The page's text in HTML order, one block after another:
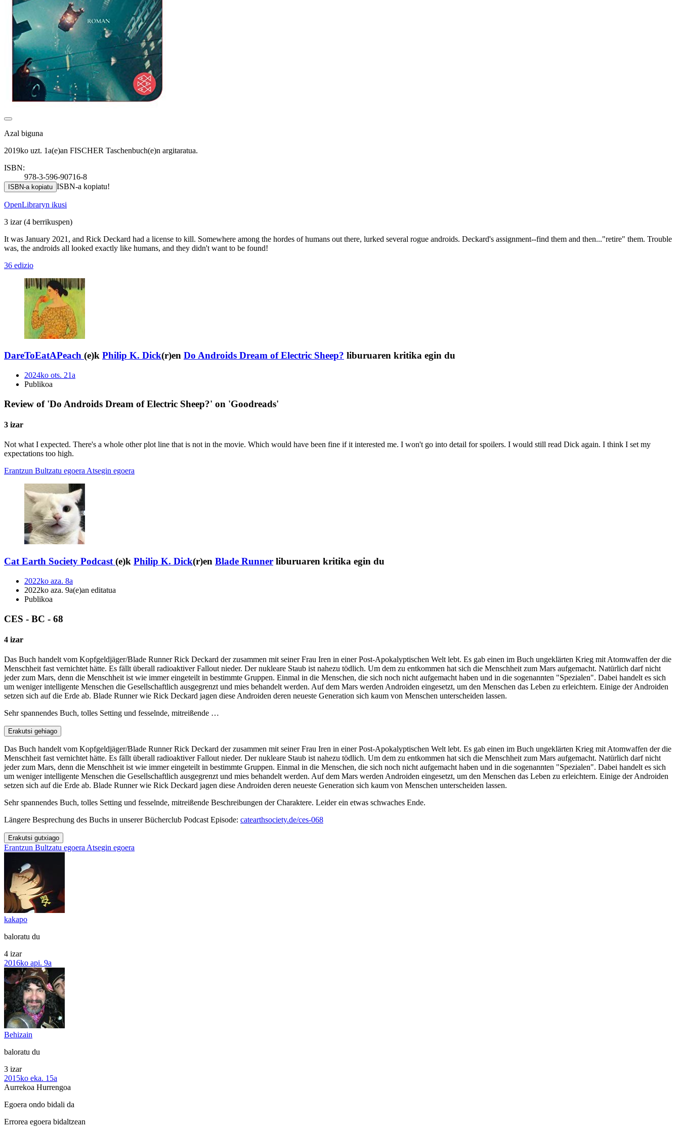
Azal biguna
2019ko uzt. 1a(e)an FISCHER Taschenbuch(e)n argitaratua.
ISBN:
978-3-596-90716-8
ISBN-a kopiatu ISBN-a kopiatu!
OpenLibraryn ikusi
3 izar(4 berrikuspen)
It was January 2021, and Rick Deckard had a license to kill. Somewhere among the hordes of humans out there, lurked several rogue androids. Deckard's assignment--find them and then..."retire" them. Trouble
was, the androids all looked exactly like humans, and they didn't want to be found!
36 edizio
DareToEatAPeach (e)k Philip K. Dick(r)en Do Androids Dream of Electric Sheep? liburuaren kritika egin du
2024ko ots. 21a
Publikoa
Review of 'Do Androids Dream of Electric Sheep?' on 'Goodreads'
3 izar
Not what I expected. There's a whole other plot line that is not in the movie. Which would have been fine if it interested me. I won't go into detail for spoilers. I would still read Dick again. I think I set my
expectations too high.
Erantzun Bultzatu egoera Atsegin egoera
Cat Earth Society Podcast (e)k Philip K. Dick(r)en Blade Runner liburuaren kritika egin du
2022ko aza. 8a
2022ko aza. 9a(e)an editatua
Publikoa
CES - BC - 68
4 izar
Das Buch handelt vom Kopfgeldjäger/Blade Runner Rick Deckard der zusammen mit seiner Frau Iren in einer Post-Apokalyptischen Welt lebt. Es gab einen im Buch ungeklärten Krieg mit Atomwaffen der die
Menschheit fast vernichtet hätte. Es fällt überall radioaktiver Fallout nieder. Der nukleare Staub ist nahezu tödlich. Um dem zu entkommen hat sich die Menschheit zum Mars aufgemacht. Natürlich darf nicht
jeder zum Mars, denn die Menschheit ist wie immer eingeteilt in bestimmte Gruppen. Einmal in die Menschen, die sich noch nicht aufgemacht haben und in die sogenannten "Spezialen". Dabei handelt es sich
um weniger intelligente Menschen die Gesellschaftlich ausgegrenzt und mies behandelt werden. Auf dem Mars werden Androiden eingesetzt, um den Menschen das Leben zu erleichtern. Einige der Androiden
setzen sich auf die Erde ab. Blade Runner wie Rick Deckard jagen diese Androiden deren neueste Generation sich kaum von Menschen unterscheiden lassen.
Sehr spannendes Buch, tolles Setting und fesselnde, mitreißende …
Erakutsi gehiago
Das Buch handelt vom Kopfgeldjäger/Blade Runner Rick Deckard der zusammen mit seiner Frau Iren in einer Post-Apokalyptischen Welt lebt. Es gab einen im Buch ungeklärten Krieg mit Atomwaffen der die
Menschheit fast vernichtet hätte. Es fällt überall radioaktiver Fallout nieder. Der nukleare Staub ist nahezu tödlich. Um dem zu entkommen hat sich die Menschheit zum Mars aufgemacht. Natürlich darf nicht
jeder zum Mars, denn die Menschheit ist wie immer eingeteilt in bestimmte Gruppen. Einmal in die Menschen, die sich noch nicht aufgemacht haben und in die sogenannten "Spezialen". Dabei handelt es sich
um weniger intelligente Menschen die Gesellschaftlich ausgegrenzt und mies behandelt werden. Auf dem Mars werden Androiden eingesetzt, um den Menschen das Leben zu erleichtern. Einige der Androiden
setzen sich auf die Erde ab. Blade Runner wie Rick Deckard jagen diese Androiden deren neueste Generation sich kaum von Menschen unterscheiden lassen.
Sehr spannendes Buch, tolles Setting und fesselnde, mitreißende Beschreibungen der Charaktere. Leider ein etwas schwaches Ende.
Längere Besprechung des Buchs in unserer Bücherclub Podcast Episode: catearthsociety.de/ces-068
Erakutsi gutxiago
Erantzun Bultzatu egoera Atsegin egoera
kakapo
baloratu du
4 izar
2016ko api. 9a
Behizain
baloratu du
3 izar
2015ko eka. 15a
Aurrekoa Hurrengoa
Egoera ondo bidali da
Errorea egoera bidaltzean